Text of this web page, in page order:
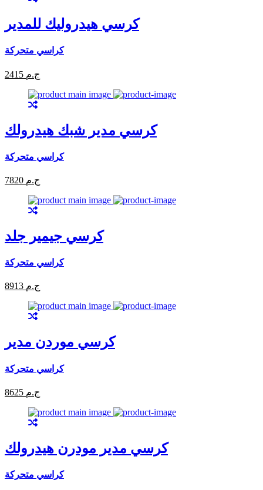
كرسي هيدروليك للمدير
كراسي متحركة
2415 ج.م
كرسي مدير شبك هيدرولك
كراسي متحركة
7820 ج.م
كرسي جيمير جلد
كراسي متحركة
8913 ج.م
كرسي موردن مدير
كراسي متحركة
8625 ج.م
كرسي مدير مودرن هيدرولك
كراسي متحركة